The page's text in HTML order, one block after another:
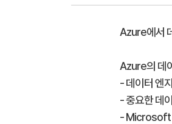
Azure에서
Azure의 데
- 데이터 엔
- 중요한 데
- Microsoft